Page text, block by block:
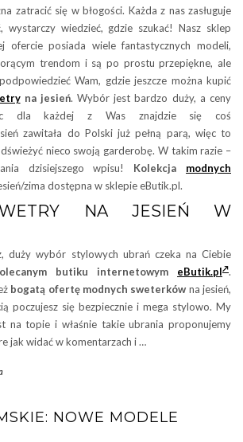
zatracić się w błogości. Każda z nas zasługuje
wystarczy wiedzieć, gdzie szukać! Nasz sklep
ofercie posiada wiele fantastycznych modeli,
trendom i są po prostu przepiękne, ale
Wam, gdzie jeszcze można kupić
na jesień. Wybór jest bardzo duży, a ceny
dla każdej z Was znajdzie się coś
zawitała do Polski już pełną parą, więc to
nieco swoją garderobę. W takim razie –
dzisiejszego wpisu! Kolekcja modnych
zima dostępna w sklepie eButik.pl.
NA JESIEŃ W
duży wybór stylowych ubrań czeka na Ciebie
butiku internetowym eButik.pl .
bogatą ofertę modnych sweterków na jesień,
poczujesz się bezpiecznie i mega stylowo. My
na topie i właśnie takie ubrania proponujemy
jak widać w komentarzach i …
NOWE MODELE